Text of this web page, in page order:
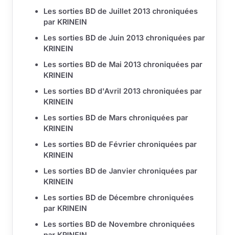
Les sorties BD de Juillet 2013 chroniquées
par KRINEIN
Les sorties BD de Juin 2013 chroniquées par
KRINEIN
Les sorties BD de Mai 2013 chroniquées par
KRINEIN
Les sorties BD d'Avril 2013 chroniquées par
KRINEIN
Les sorties BD de Mars chroniquées par
KRINEIN
Les sorties BD de Février chroniquées par
KRINEIN
Les sorties BD de Janvier chroniquées par
KRINEIN
Les sorties BD de Décembre chroniquées
par KRINEIN
Les sorties BD de Novembre chroniquées